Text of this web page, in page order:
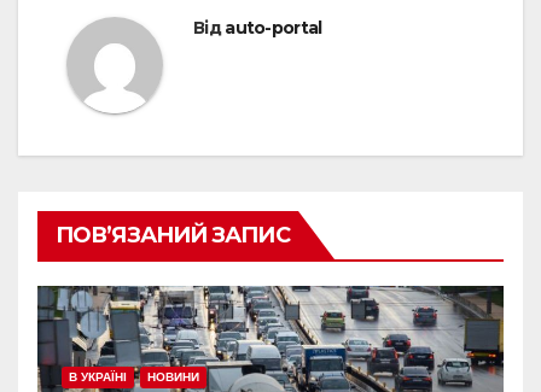
Відauto-portal
ПОВ’ЯЗАНИЙ ЗАПИС
В УКРАЇНІ НОВИНИ